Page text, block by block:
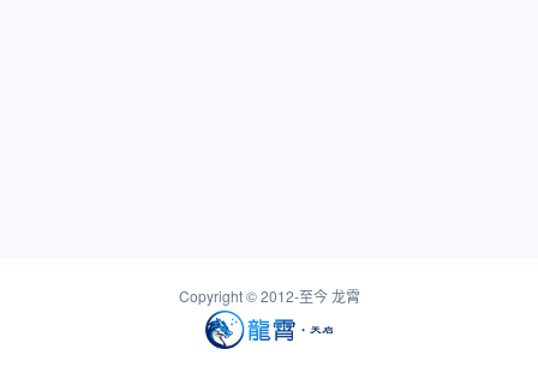
Copyright © 2012-至今龙霄